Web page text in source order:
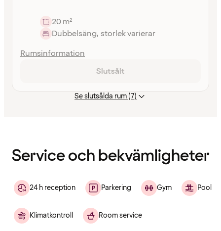
20 m²
Dubbelsäng, storlek varierar
Rumsinformation
Slutsålt
Se slutsålda rum (7)
Service och bekvämligheter
24 h reception Parkering Gym Pool
Klimatkontroll Room service